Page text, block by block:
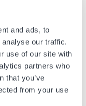
and ads, to
our traffic.
use of our site with
partners who
that you’ve
from your use
von SMASH